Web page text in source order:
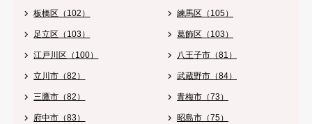
板橋区（102） 練馬区（105）
足立区（103） 葛飾区（103）
江戸川区（100） 八王子市（81）
立川市（82） 武蔵野市（84）
三鷹市（82） 青梅市（73）
府中市（83） 昭島市（75）